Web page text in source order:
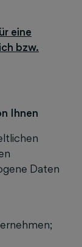
eine
bzw.
Ihnen
Daten